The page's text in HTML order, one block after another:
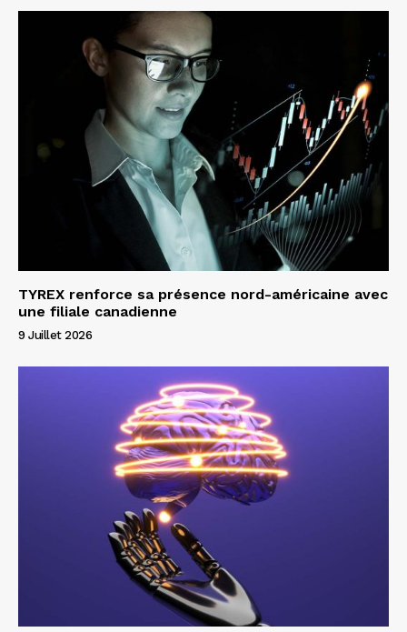
TYREX renforce sa présence nord-américaine avec
une filiale canadienne
9 Juillet 2026